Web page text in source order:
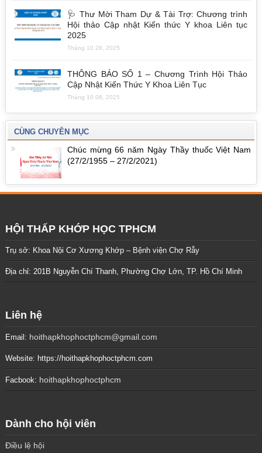
🩺 Thư Mời Tham Dự & Tài Trợ: Chương trình
Hội thảo Cập nhật Kiến thức Y khoa Liên tục
2025
Tháng 10 28, 2025
THÔNG BÁO SỐ 1 – Chương Trình Hội Thảo
Cập Nhật Kiến Thức Y Khoa Liên Tục
Tháng 10 08, 2025
CÙNG CHUYÊN MỤC
Chúc mừng 66 năm Ngày Thầy thuốc Việt Nam
(27/2/1955 – 27/2/2021)
HỘI THẤP KHỚP HỌC TPHCM
Trụ sở: Khoa Nội Cơ Xương Khớp – Bệnh viện Chợ Rẫy
Địa chỉ: 201B Nguyễn Chí Thanh, Phường Chợ Lớn, TP. Hồ Chí Minh
Liên hệ
Email: hoithapkhophoctphcm@gmail.com
Website: https://hoithapkhophoctphcm.com
Facbook: hoithapkhophoctphcm
Dành cho hội viên
Điều lệ hội